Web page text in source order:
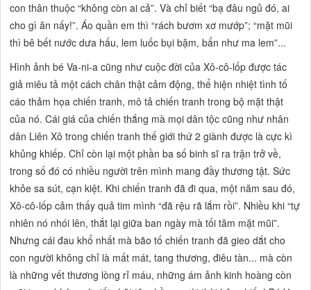
con thân thuộc“không còn ai cả”. Và chỉ biết“bạ đâu ngủ đó, ai
cho gì ăn nấy!”. Áo quần em thì“rách bươm xơ mướp”; “mặt mũi
thì bê bết nước dưa hấu, lem luốc bụi bặm, bẩn như ma lem”...
Hình ảnh bé Va-ni-a cũng như cuộc đời của Xô-cô-lốp được tác
giả miêu tả một cách chân thật cảm động, thể hiện nhiệt tình tố
cáo thảm họa chiến tranh, mô tả chiến tranh trong bộ mặt thật
của nó. Cái giá của chiến thắng mà mọi dân tộc cũng như nhân
dân Liên Xô trong chiến tranh thế giới thứ 2 giành được là cực kì
khủng khiếp. Chỉ còn lại một phần ba số binh sĩ ra trận trở về,
trong số đó có nhiều người trên mình mang đầy thương tật. Sức
khỏe sa sút, cạn kiệt. Khi chiến tranh đã đi qua, một năm sau đó,
Xô-cô-lốp cảm thấy quả tim mình“đã rệu rã lắm rồi”. Nhiều khi“tự
nhiên nó nhói lên, thắt lại giữa ban ngày mà tối tăm mặt mũi”.
Nhưng cái đau khổ nhất mà bão tố chiến tranh đã gieo dắt cho
con người không chỉ là mất mát, tang thương, điêu tàn... mà còn
là những vết thương lòng rỉ máu, những ám ảnh kinh hoàng còn